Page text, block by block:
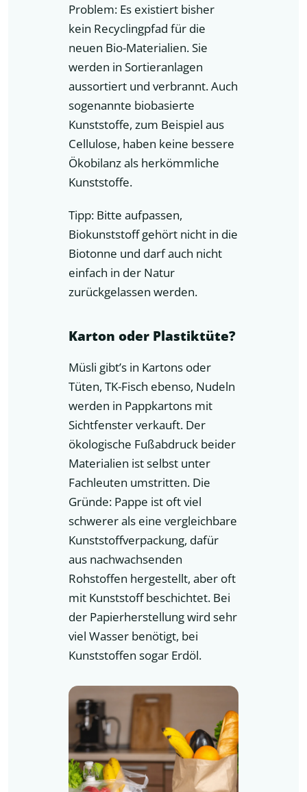
Problem: Es existiert bisher
kein Recyclingpfad für die
neuen Bio-Materialien. Sie
werden in Sortieranlagen
aussortiert und verbrannt. Auch
sogenannte biobasierte
Kunststoffe, zum Beispiel aus
Cellulose, haben keine bessere
Ökobilanz als herkömmliche
Kunststoffe.
Tipp: Bitte aufpassen,
Biokunststoff gehört nicht in die
Biotonne und darf auch nicht
einfach in der Natur
zurückgelassen werden.
Karton oder Plastiktüte?
Müsli gibt’s in Kartons oder
Tüten, TK-Fisch ebenso, Nudeln
werden in Pappkartons mit
Sichtfenster verkauft. Der
ökologische Fußabdruck beider
Materialien ist selbst unter
Fachleuten umstritten. Die
Gründe: Pappe ist oft viel
schwerer als eine vergleichbare
Kunststoffverpackung, dafür
aus nachwachsenden
Rohstoffen hergestellt, aber oft
mit Kunststoff beschichtet. Bei
der Papierherstellung wird sehr
viel Wasser benötigt, bei
Kunststoffen sogar Erdöl.